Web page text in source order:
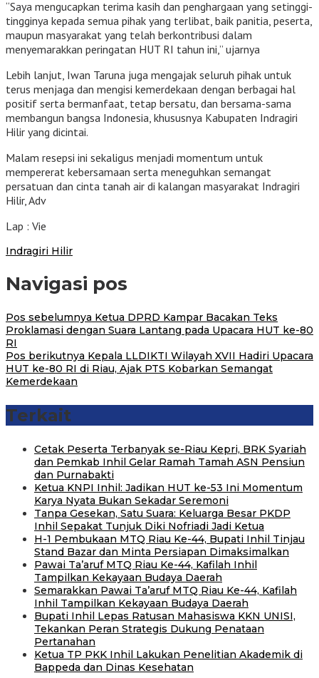
“Saya mengucapkan terima kasih dan penghargaan yang setinggi-
tingginya kepada semua pihak yang terlibat, baik panitia, peserta,
maupun masyarakat yang telah berkontribusi dalam
menyemarakkan peringatan HUT RI tahun ini,” ujarnya
Lebih lanjut, Iwan Taruna juga mengajak seluruh pihak untuk
terus menjaga dan mengisi kemerdekaan dengan berbagai hal
positif serta bermanfaat, tetap bersatu, dan bersama-sama
membangun bangsa Indonesia, khususnya Kabupaten Indragiri
Hilir yang dicintai.
Malam resepsi ini sekaligus menjadi momentum untuk
mempererat kebersamaan serta meneguhkan semangat
persatuan dan cinta tanah air di kalangan masyarakat Indragiri
Hilir, Adv
Lap : Vie
Indragiri Hilir
Navigasi pos
Pos sebelumnya Ketua DPRD Kampar Bacakan Teks
Proklamasi dengan Suara Lantang pada Upacara HUT ke-80
RI
Pos berikutnya Kepala LLDIKTI Wilayah XVII Hadiri Upacara
HUT ke-80 RI di Riau, Ajak PTS Kobarkan Semangat
Kemerdekaan
Terkait
Cetak Peserta Terbanyak se-Riau Kepri, BRK Syariah
dan Pemkab Inhil Gelar Ramah Tamah ASN Pensiun
dan Purnabakti
Ketua KNPI Inhil: Jadikan HUT ke-53 Ini Momentum
Karya Nyata Bukan Sekadar Seremoni
Tanpa Gesekan, Satu Suara: Keluarga Besar PKDP
Inhil Sepakat Tunjuk Diki Nofriadi Jadi Ketua
H-1 Pembukaan MTQ Riau Ke-44, Bupati Inhil Tinjau
Stand Bazar dan Minta Persiapan Dimaksimalkan
Pawai Ta’aruf MTQ Riau Ke-44, Kafilah Inhil
Tampilkan Kekayaan Budaya Daerah
Semarakkan Pawai Ta’aruf MTQ Riau Ke-44, Kafilah
Inhil Tampilkan Kekayaan Budaya Daerah
Bupati Inhil Lepas Ratusan Mahasiswa KKN UNISI,
Tekankan Peran Strategis Dukung Penataan
Pertanahan
Ketua TP PKK Inhil Lakukan Penelitian Akademik di
Bappeda dan Dinas Kesehatan